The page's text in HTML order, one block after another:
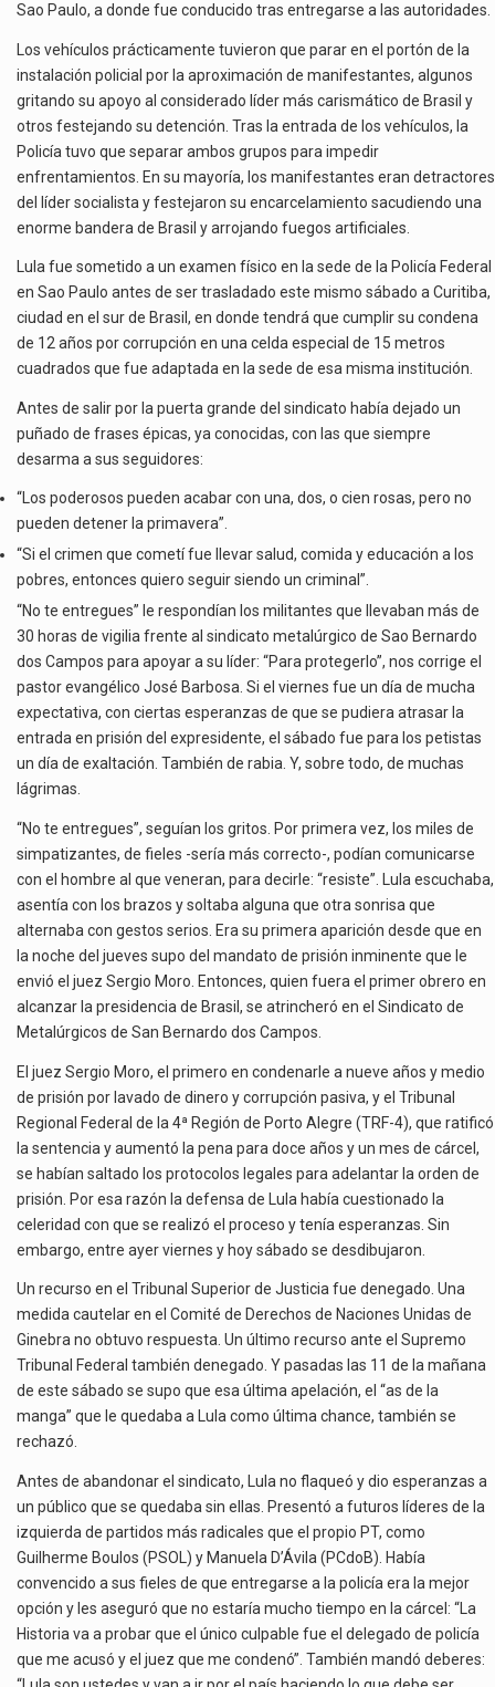
Sao Paulo, a donde fue conducido tras entregarse a las autoridades.
Los vehículos prácticamente tuvieron que parar en el portón de la
instalación policial por la aproximación de manifestantes, algunos
gritando su apoyo al considerado líder más carismático de Brasil y
otros festejando su detención. Tras la entrada de los vehículos, la
Policía tuvo que separar ambos grupos para impedir
enfrentamientos. En su mayoría, los manifestantes eran detractores
del líder socialista y festejaron su encarcelamiento sacudiendo una
enorme bandera de Brasil y arrojando fuegos artificiales.
Lula fue sometido a un examen físico en la sede de la Policía Federal
en Sao Paulo antes de ser trasladado este mismo sábado a Curitiba,
ciudad en el sur de Brasil, en donde tendrá que cumplir su condena
de 12 años por corrupción en una celda especial de 15 metros
cuadrados que fue adaptada en la sede de esa misma institución.
Antes de salir por la puerta grande del sindicato había dejado un
puñado de frases épicas, ya conocidas, con las que siempre
desarma a sus seguidores:
“Los poderosos pueden acabar con una, dos, o cien rosas, pero no
pueden detener la primavera”.
“Si el crimen que cometí fue llevar salud, comida y educación a los
pobres, entonces quiero seguir siendo un criminal”.
“No te entregues” le respondían los militantes que llevaban más de
30 horas de vigilia frente al sindicato metalúrgico de Sao Bernardo
dos Campos para apoyar a su líder: “Para protegerlo”, nos corrige el
pastor evangélico José Barbosa. Si el viernes fue un día de mucha
expectativa, con ciertas esperanzas de que se pudiera atrasar la
entrada en prisión del expresidente, el sábado fue para los petistas
un día de exaltación. También de rabia. Y, sobre todo, de muchas
lágrimas.
“No te entregues”, seguían los gritos. Por primera vez, los miles de
simpatizantes, de fieles -sería más correcto-, podían comunicarse
con el hombre al que veneran, para decirle: “resiste”. Lula escuchaba,
asentía con los brazos y soltaba alguna que otra sonrisa que
alternaba con gestos serios. Era su primera aparición desde que en
la noche del jueves supo del mandato de prisión inminente que le
envió el juez Sergio Moro. Entonces, quien fuera el primer obrero en
alcanzar la presidencia de Brasil, se atrincheró en el Sindicato de
Metalúrgicos de San Bernardo dos Campos.
El juez Sergio Moro, el primero en condenarle a nueve años y medio
de prisión por lavado de dinero y corrupción pasiva, y el Tribunal
Regional Federal de la 4ª Región de Porto Alegre (TRF-4), que ratificó
la sentencia y aumentó la pena para doce años y un mes de cárcel,
se habían saltado los protocolos legales para adelantar la orden de
prisión. Por esa razón la defensa de Lula había cuestionado la
celeridad con que se realizó el proceso y tenía esperanzas. Sin
embargo, entre ayer viernes y hoy sábado se desdibujaron.
Un recurso en el Tribunal Superior de Justicia fue denegado. Una
medida cautelar en el Comité de Derechos de Naciones Unidas de
Ginebra no obtuvo respuesta. Un último recurso ante el Supremo
Tribunal Federal también denegado. Y pasadas las 11 de la mañana
de este sábado se supo que esa última apelación, el “as de la
manga” que le quedaba a Lula como última chance, también se
rechazó.
Antes de abandonar el sindicato, Lula no flaqueó y dio esperanzas a
un público que se quedaba sin ellas. Presentó a futuros líderes de la
izquierda de partidos más radicales que el propio PT, como
Guilherme Boulos (PSOL) y Manuela D’Ávila (PCdoB). Había
convencido a sus fieles de que entregarse a la policía era la mejor
opción y les aseguró que no estaría mucho tiempo en la cárcel: “La
Historia va a probar que el único culpable fue el delegado de policía
que me acusó y el juez que me condenó”. También mandó deberes: